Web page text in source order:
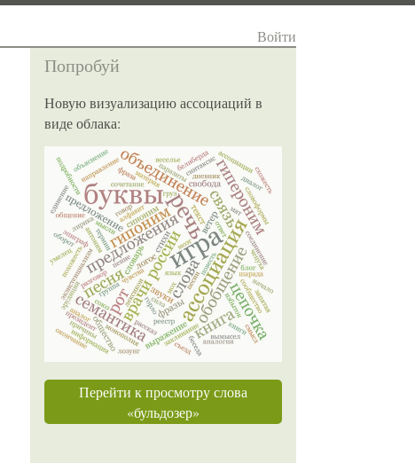
Войти
Попробуй
Новую визуализацию ассоциаций в
виде облака:
Перейти к просмотру слова
«бульдозер»